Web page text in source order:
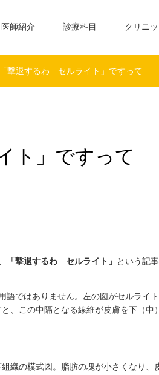
医師紹介 診療科目 クリニ
「撃退するわ セルライト」ですって
ト」ですって
「撃退するわ セルライト」 という記
語ではありません。左の図がセルライ
、この中隔となる線維が皮膚を下（中
織の模式図。脂肪の塊が小さくなり、